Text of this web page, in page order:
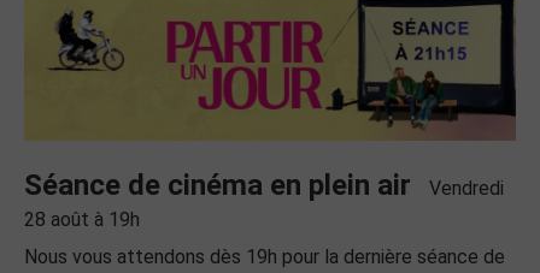
Séance de cinéma en plein air
Vendredi
28 août à 19h
Nous vous attendons dès 19h pour la dernière séance de